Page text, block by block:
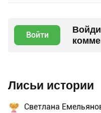
Войти
Лисьи истории
Светлана